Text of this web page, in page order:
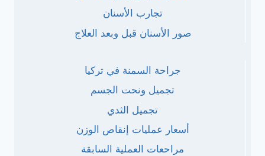
تجارب الأسنان
صور الأسنان قبل وبعد العلاج
جراحة السمنة في تركيا
تجميل ونحت الجسم
تجميل الثدي
أسعار عمليات إنقاص الوزن
مراحعات العملية السابقة